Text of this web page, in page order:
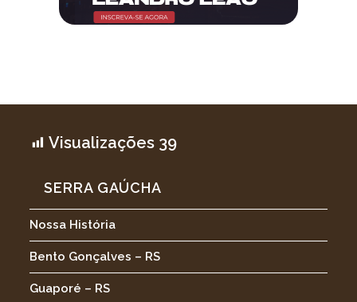
Visualizações 39
SERRA GAÚCHA
Nossa História
Bento Gonçalves – RS
Guaporé – RS